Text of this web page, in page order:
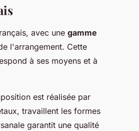
avec une gamme
l'arrangement. Cette
à ses moyens et à
est réalisée par
travaillent les formes
garantit une qualité